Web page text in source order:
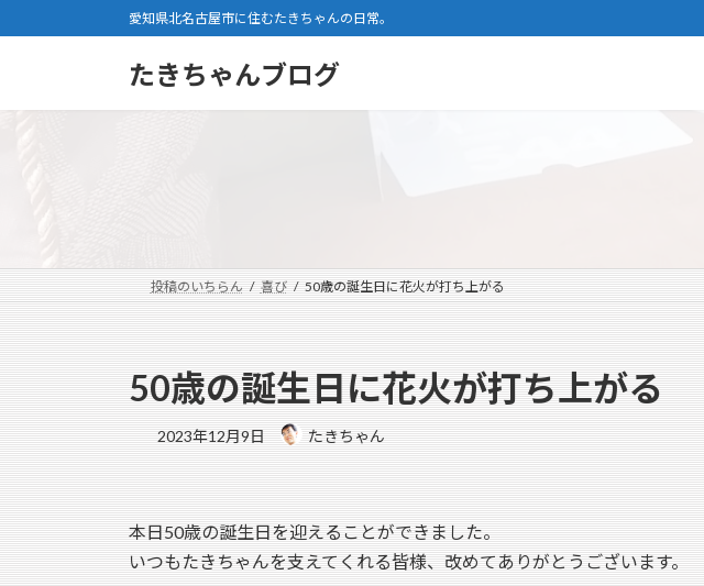
ン
ビ
愛知県北名古屋市に住むたきちゃんの日常。
たきちゃんブログ
投稿のいちらん 喜び 50歳の誕生日に花火が打ち上がる
50歳の誕生日に花火が打ち上がる
2023年12月9日 たきちゃん
本日50歳の誕生日を迎えることができました。
いつもたきちゃんを支えてくれる皆様、改めてありがとうございます。